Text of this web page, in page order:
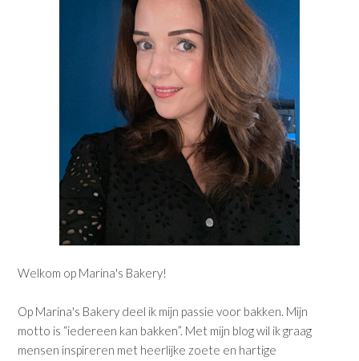
Welkom op Marina's Bakery!
Op Marina's Bakery deel ik mijn passie voor bakken. Mijn
motto is “iedereen kan bakken”. Met mijn blog wil ik graag
mensen inspireren met heerlijke zoete en hartige